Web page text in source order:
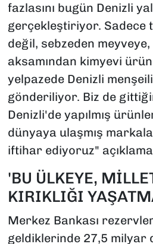
fazlasını bugün Denizli
gerçekleştiriyor. Sadece
değil, sebzeden
aksamından kimyevi
yelpazede Denizli
gönderiliyor. Biz de
Denizli'de yapılmış
dünyaya ulaşmış
iftihar ediyoruz"
'BU ÜLKEYE,
KIRIKLIĞI
Merkez Bankası
geldiklerinde 27,5 milyar